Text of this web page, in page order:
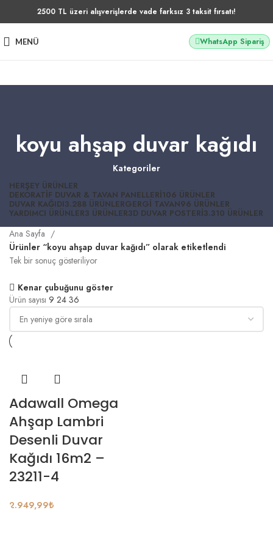
2500 TL üzeri alışverişlerde vade farksız 3 taksit fırsatı!
MENÜ WhatsApp Sipariş
koyu ahşap duvar kağıdı
Kategoriler
HERŞEY ÜRÜNLER
DEKORATIF DUVAR & TAVAN PANELLERI106 ÜRÜNLER
DUVAR KAĞIDI3.288 ÜRÜNLERGERGI TAVAN96 ÜRÜNLER
YARDIMCI ÜRÜNLER3 ÜRÜNLER3D DUVAR POSTERI3.310 ÜRÜNLER
Ana Sayfa
Ürünler “koyu ahşap duvar kağıdı” olarak etiketlendi
Tek bir sonuç gösteriliyor
Kenar çubuğunu göster
Ürün sayısı 9 24 36
Adawall Omega
Ahşap Lambri
Desenli Duvar
Kağıdı 16m2 –
23211-4
2.949,99₺